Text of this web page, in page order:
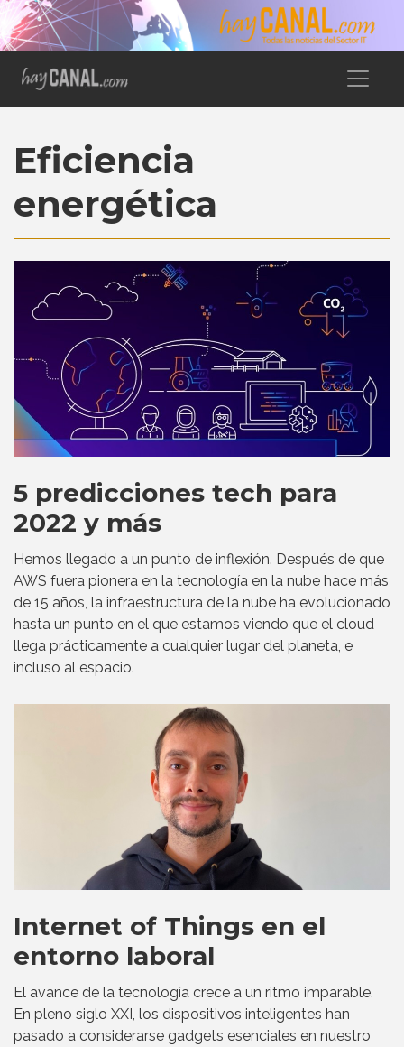
Eficiencia
energética
5 predicciones tech para
2022 y más
Hemos llegado a un punto de inflexión. Después de que
AWS fuera pionera en la tecnología en la nube hace más
de 15 años, la infraestructura de la nube ha evolucionado
hasta un punto en el que estamos viendo que el cloud
llega prácticamente a cualquier lugar del planeta, e
incluso al espacio.
Internet of Things en el
entorno laboral
El avance de la tecnología crece a un ritmo imparable.
En pleno siglo XXI, los dispositivos inteligentes han
pasado a considerarse gadgets esenciales en nuestro